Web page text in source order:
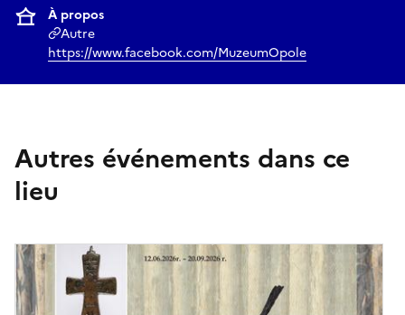
À propos
Autre
https://www.facebook.com/MuzeumOpole
Autres événements dans ce
lieu